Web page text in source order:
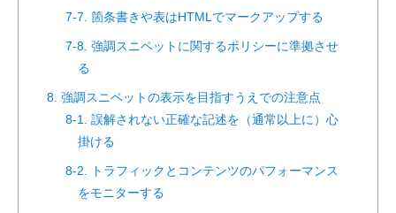
7-7. 箇条書きや表はHTMLでマークアップする
7-8. 強調スニペットに関するポリシーに準拠させ
る
8. 強調スニペットの表示を目指すうえでの注意点
8-1. 誤解されない正確な記述を（通常以上に）心
掛ける
8-2. トラフィックとコンテンツのパフォーマンス
をモニターする